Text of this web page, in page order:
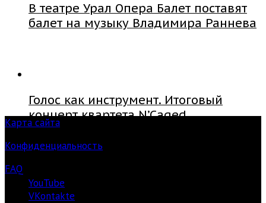
В театре Урал Опера Балет поставят
балет на музыку Владимира Раннева
Голос как инструмент. Итоговый
концерт квартета N’Caged
Карта сайта
Конфиденциальность
FAQ
YouTube
VKontakte